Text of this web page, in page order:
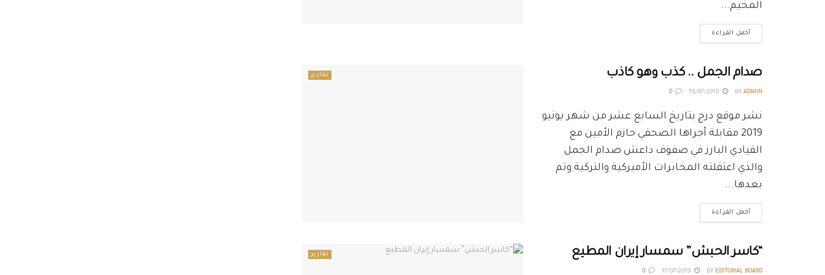
المخيم...
أكمل القراءة
تقارير صدام الجمل .. كذب وهو كاذب
BY ADMIN
0
نشر موقع درج بتاريخ السابع عشر من شهر يونيو
2019 مقابلة أجراها الصحفي حازم الأمين مع
القيادي البارز في صفوف داعش صدام الجمل
والذي اعتقلته المخابرات الأميركية والتركية وتم
بعدها...
أكمل القراءة
تقارير “كاسر الحبش” سمسار إيران المطيع
BY EDITORIAL BOARD
0